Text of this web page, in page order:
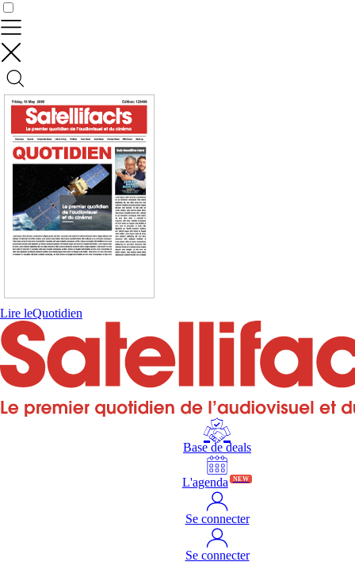
Lire leQuotidien
Base de deals
L'agenda NEW
Se connecter
Se connecter
Contrôler vos données